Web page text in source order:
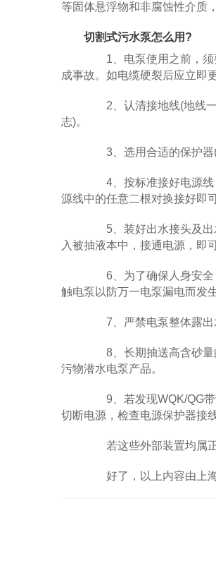
等固体悬浮物和非腐蚀性介质
切割式污水泵怎么用?
1、电泵使用之前，须
成事故。如电缆硬裂后应立即
2、认清接地线(地线一
志)。
3、选用合适的保护器(
4、按标准接好电源线
源线中的任意二根对换接好即
5、装好出水接头及出
入被抽液本中，接通电源，即
6、为了确保人身安全
触电泵以防万一电泵漏电而发
7、严禁电泵整体露出水
8、长期抽送高含砂量
污物潜水电泵产品。
9、若发现WQK/QG带
切断电源，检查电源保护器接
若这些外部装置均属正
好了，以上内容由上海